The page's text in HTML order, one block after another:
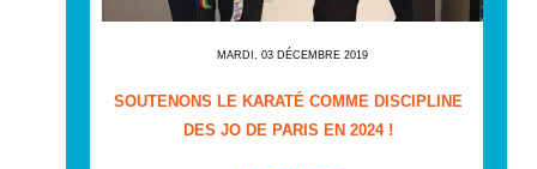
MARDI, 03 DÉCEMBRE 2019
SOUTENONS LE KARATÉ COMME DISCIPLINE
DES JO DE PARIS EN 2024 !